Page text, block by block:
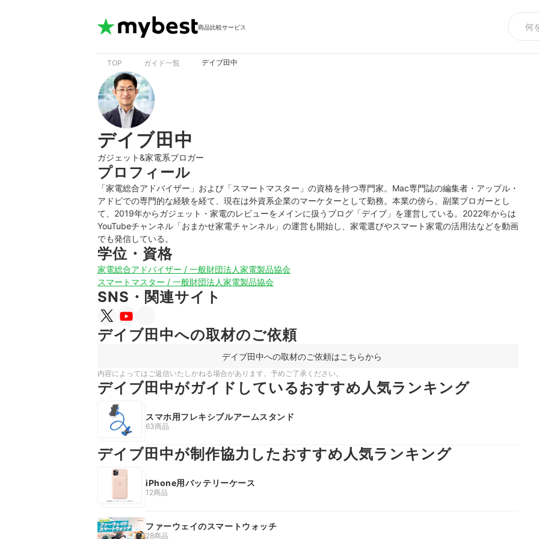
商品比較サービス
TOP ガイド一覧 デイブ田中
デイブ田中
ガジェット&家電系ブロガー
プロフィール
「家電総合アドバイザー」および「スマートマスター」の資格を持つ専門家。Mac専門誌の編集者・アップル・
アドビでの専門的な経験を経て、現在は外資系企業のマーケターとして勤務。本業の傍ら、副業ブロガーとし
て、2019年からガジェット・家電のレビューをメインに扱うブログ「デイブ」を運営している。2022年からは
YouTubeチャンネル「おまかせ家電チャンネル」の運営も開始し、家電選びやスマート家電の活用法などを動画
でも発信している。
学位・資格
家電総合アドバイザー / 一般財団法人家電製品協会
スマートマスター / 一般財団法人家電製品協会
SNS・関連サイト
デイブ田中への取材のご依頼
デイブ田中への取材のご依頼はこちらから
内容によってはご返信いたしかねる場合があります。予めご了承ください。
デイブ田中がガイドしているおすすめ人気ランキング
スマホ用フレキシブルアームスタンド
63商品
デイブ田中が制作協力したおすすめ人気ランキング
iPhone用バッテリーケース
12商品
ファーウェイのスマートウォッチ
28商品